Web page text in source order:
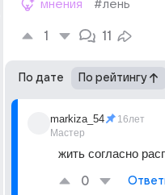
мнения #лень
1 11
По дате По рейтингу
markiza_54
Мастер
16лет
жить согласно
0